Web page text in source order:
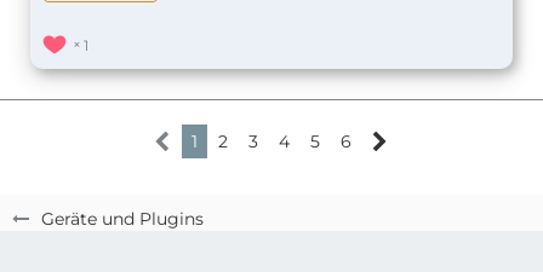
Geräte und Plugins
1
1 2 3 4 5 6